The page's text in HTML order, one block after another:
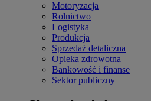
Motoryzacja
Rolnictwo
Logistyka
Produkcja
Sprzedaż detaliczna
Opieka zdrowotna
Bankowość i finanse
Sektor publiczny